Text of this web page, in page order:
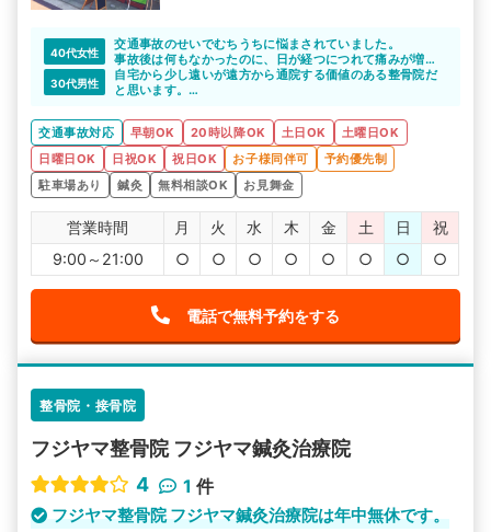
40代女性
交通事故のせいでむちうちに悩まされていました。
事故後は何もなかったのに、日が経つにつれて痛みが増し
ていき、悩んでいた時、こちらの先生は親身になってくれ
ました。しっかり話を聞いて下さり、それからどのように
た。
コミュニケーションをしっかりとってくれる整骨院が一番
ですね。
30代男性
自宅から少し遠いが遠方から通院する価値のある整骨院だ
と思います。
術の技術力が全然違います。
痛みを軽減していく為に、出来る範囲で通院して行きたい
と思います。
交通事故対応 早朝OK 20時以降OK 土日OK
土曜日OK
日曜日OK
日祝OK 祝日OK お子様同伴可
予約優先制
駐車場あり
鍼灸 無料相談OK お見舞金
営業時間 月 火 水 木 金 土 日
祝
9:00～21:00
○ ○ ○ ○ ○ ○ ○ ○
電話で無料予約をする
整骨院・接骨院
フジヤマ整骨院 フジヤマ鍼灸治療院
4
1 件
フジヤマ整骨院 フジヤマ鍼灸治療院は年中無休です。